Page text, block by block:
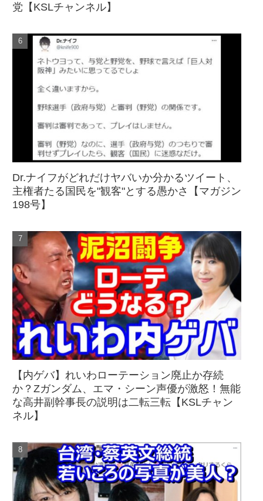
党【KSLチャンネル】
Dr.ナイフがどれだけヤバいか分かるツイート、
主権者たる国民を"観客"とする愚かさ【マガジン
198号】
【内ゲバ】れいわローテーション廃止か存続
か？Zガンダム、エマ・シーン声優が激怒！無能
な高井副幹事長の説明は二転三転【KSLチャン
ネル】